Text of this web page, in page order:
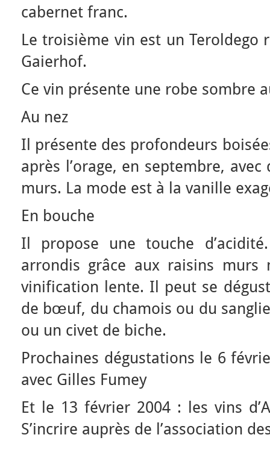
cabernet franc.
Le troisième vin est un Teroldego
Gaierhof.
Ce vin présente une robe sombre
Au nez
Il présente des profondeurs
après l’orage, en septembre,
murs. La mode est à la vanille
En bouche
Il propose une touche
arrondis grâce aux raisins
vinification lente. Il peut se
de bœuf, du chamois ou du
ou un civet de biche.
Prochaines dégustations le 6
avec Gilles Fumey
Et le 13 février 2004 : les vins
S’incrire auprès de l’association